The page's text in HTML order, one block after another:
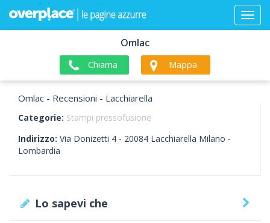
Omlac
Chiama Mappa
Omlac - Recensioni - Lacchiarella
Categorie: Stampi pressofusione
Indirizzo: Via Donizetti 4 - 20084 Lacchiarella Milano -
Lombardia
Lo sapevi che